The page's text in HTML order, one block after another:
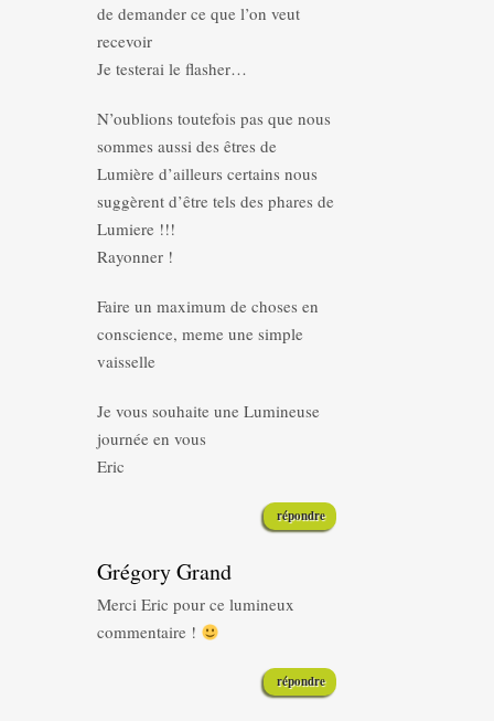
de demander ce que l’on veut
recevoir
Je testerai le flasher…
N’oublions toutefois pas que nous
sommes aussi des êtres de
Lumière d’ailleurs certains nous
suggèrent d’être tels des phares de
Lumiere !!!
Rayonner !
Faire un maximum de choses en
conscience, meme une simple
vaisselle
Je vous souhaite une Lumineuse
journée en vous
Eric
répondre
Grégory Grand
Merci Eric pour ce lumineux
commentaire !
répondre